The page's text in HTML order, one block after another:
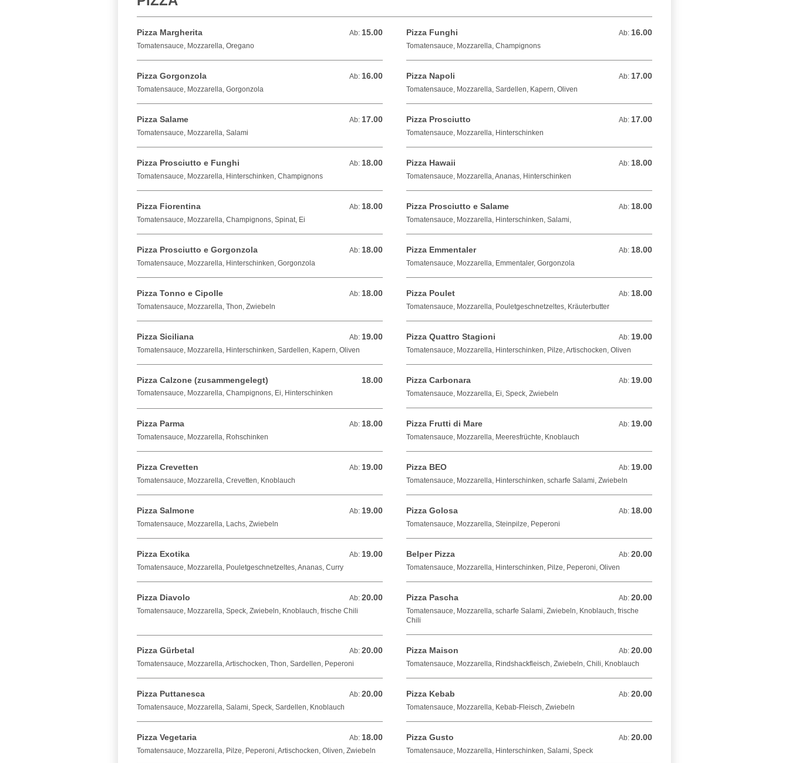
Pizza Margherita Ab: 15.00
Ab: 15.00 CHF
Tomatensauce, Mozzarella, Oregano
Pizza Funghi Ab: 16.00
Ab: 16.00 CHF
Tomatensauce, Mozzarella, Champignons
Pizza Gorgonzola Ab: 16.00
Ab: 16.00 CHF
Tomatensauce, Mozzarella, Gorgonzola
Pizza Napoli Ab: 17.00
Ab: 17.00 CHF
Tomatensauce, Mozzarella, Sardellen, Kapern, Oliven
Pizza Salame Ab: 17.00
Ab: 17.00 CHF
Tomatensauce, Mozzarella, Salami
Pizza Prosciutto Ab: 17.00
Ab: 17.00 CHF
Tomatensauce, Mozzarella, Hinterschinken
Pizza Prosciutto e Funghi Ab: 18.00
Ab: 18.00 CHF
Tomatensauce, Mozzarella, Hinterschinken, Champignons
Pizza Hawaii Ab: 18.00
Ab: 18.00 CHF
Tomatensauce, Mozzarella, Ananas, Hinterschinken
Pizza Fiorentina Ab: 18.00
Ab: 18.00 CHF
Tomatensauce, Mozzarella, Champignons, Spinat, Ei
Pizza Prosciutto e Salame Ab: 18.00
Ab: 18.00 CHF
Tomatensauce, Mozzarella, Hinterschinken, Salami,
Pizza Prosciutto e Gorgonzola Ab: 18.00
Ab: 18.00 CHF
Tomatensauce, Mozzarella, Hinterschinken, Gorgonzola
Pizza Emmentaler Ab: 18.00
Ab: 18.00 CHF
Tomatensauce, Mozzarella, Emmentaler, Gorgonzola
Pizza Tonno e Cipolle Ab: 18.00
Ab: 18.00 CHF
Tomatensauce, Mozzarella, Thon, Zwiebeln
Pizza Poulet Ab: 18.00
Ab: 18.00 CHF
Tomatensauce, Mozzarella, Pouletgeschnetzeltes, Kräuterbutter
Pizza Siciliana Ab: 19.00
Ab: 19.00 CHF
Tomatensauce, Mozzarella, Hinterschinken, Sardellen, Kapern, Oliven
Pizza Quattro Stagioni Ab: 19.00
Ab: 19.00 CHF
Tomatensauce, Mozzarella, Hinterschinken, Pilze, Artischocken, Oliven
Pizza Calzone (zusammengelegt) 18.00
18.00 CHF
Tomatensauce, Mozzarella, Champignons, Ei, Hinterschinken
Pizza Carbonara Ab: 19.00
Ab: 19.00 CHF
Tomatensauce, Mozzarella, Ei, Speck, Zwiebeln
Pizza Parma Ab: 18.00
Ab: 18.00 CHF
Tomatensauce, Mozzarella, Rohschinken
Pizza Frutti di Mare Ab: 19.00
Ab: 19.00 CHF
Tomatensauce, Mozzarella, Meeresfrüchte, Knoblauch
Pizza Crevetten Ab: 19.00
Ab: 19.00 CHF
Tomatensauce, Mozzarella, Crevetten, Knoblauch
Pizza BEO Ab: 19.00
Ab: 19.00 CHF
Tomatensauce, Mozzarella, Hinterschinken, scharfe Salami, Zwiebeln
Pizza Salmone Ab: 19.00
Ab: 19.00 CHF
Tomatensauce, Mozzarella, Lachs, Zwiebeln
Pizza Golosa Ab: 18.00
Ab: 18.00 CHF
Tomatensauce, Mozzarella, Steinpilze, Peperoni
Pizza Exotika Ab: 19.00
Ab: 19.00 CHF
Tomatensauce, Mozzarella, Pouletgeschnetzeltes, Ananas, Curry
Belper Pizza Ab: 20.00
Ab: 20.00 CHF
Tomatensauce, Mozzarella, Hinterschinken, Pilze, Peperoni, Oliven
Pizza Diavolo Ab: 20.00
Ab: 20.00 CHF
Tomatensauce, Mozzarella, Speck, Zwiebeln, Knoblauch, frische Chili
Pizza Pascha Ab: 20.00
Ab: 20.00 CHF
Tomatensauce, Mozzarella, scharfe Salami, Zwiebeln, Knoblauch, frische
Chili
Pizza Gürbetal Ab: 20.00
Ab: 20.00 CHF
Tomatensauce, Mozzarella, Artischocken, Thon, Sardellen, Peperoni
Pizza Maison Ab: 20.00
Ab: 20.00 CHF
Tomatensauce, Mozzarella, Rindshackfleisch, Zwiebeln, Chili, Knoblauch
Pizza Puttanesca Ab: 20.00
Ab: 20.00 CHF
Tomatensauce, Mozzarella, Salami, Speck, Sardellen, Knoblauch
Pizza Kebab Ab: 20.00
Ab: 20.00 CHF
Tomatensauce, Mozzarella, Kebab-Fleisch, Zwiebeln
Pizza Vegetaria Ab: 18.00
Ab: 18.00 CHF
Tomatensauce, Mozzarella, Pilze, Peperoni, Artischocken, Oliven, Zwiebeln
Pizza Gusto Ab: 20.00
Ab: 20.00 CHF
Tomatensauce, Mozzarella, Hinterschinken, Salami, Speck